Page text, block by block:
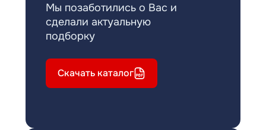
Мы позаботились о Вас и
сделали актуальную
подборку
Скачать каталог